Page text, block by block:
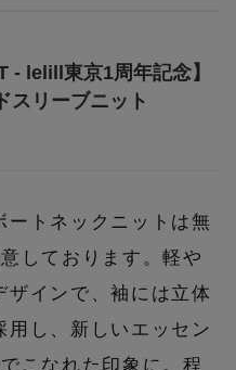
- lelill東京1周年記念】
スリーブニット
ートネックニットは無
しております。軽や
ザインで、袖には立体
用し、新しいエッセン
こなれた印象に。程